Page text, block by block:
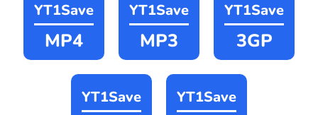
YT1Save
MP4
YT1Save
MP3
YT1Save
3GP
YT1Save YT1Save